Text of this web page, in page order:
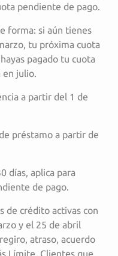
pendiente de pago.
forma: si aún tienes
tu próxima cuota
pagado tu cuota
julio.
a partir del 1 de
préstamo a partir de
días, aplica para
de pago.
de crédito activas con
y el 25 de abril
atraso, acuerdo
Límite. Clientes que